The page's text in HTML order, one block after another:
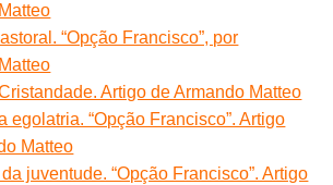
“Opção Francisco”, por
Artigo de Armando Matteo
egolatria. “Opção Francisco”. Artigo
Matteo
juventude. “Opção Francisco”. Artigo